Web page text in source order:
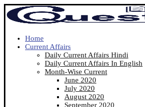
Home
Current Affairs
Daily Current Affairs Hindi
Daily Current Affairs In English
Month-Wise Current
June 2020
July 2020
August 2020
September 2020